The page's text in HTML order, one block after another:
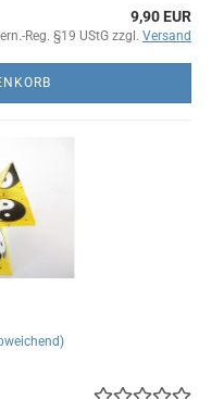
9,90 EUR
Reg. §19 UStG zzgl. Versand